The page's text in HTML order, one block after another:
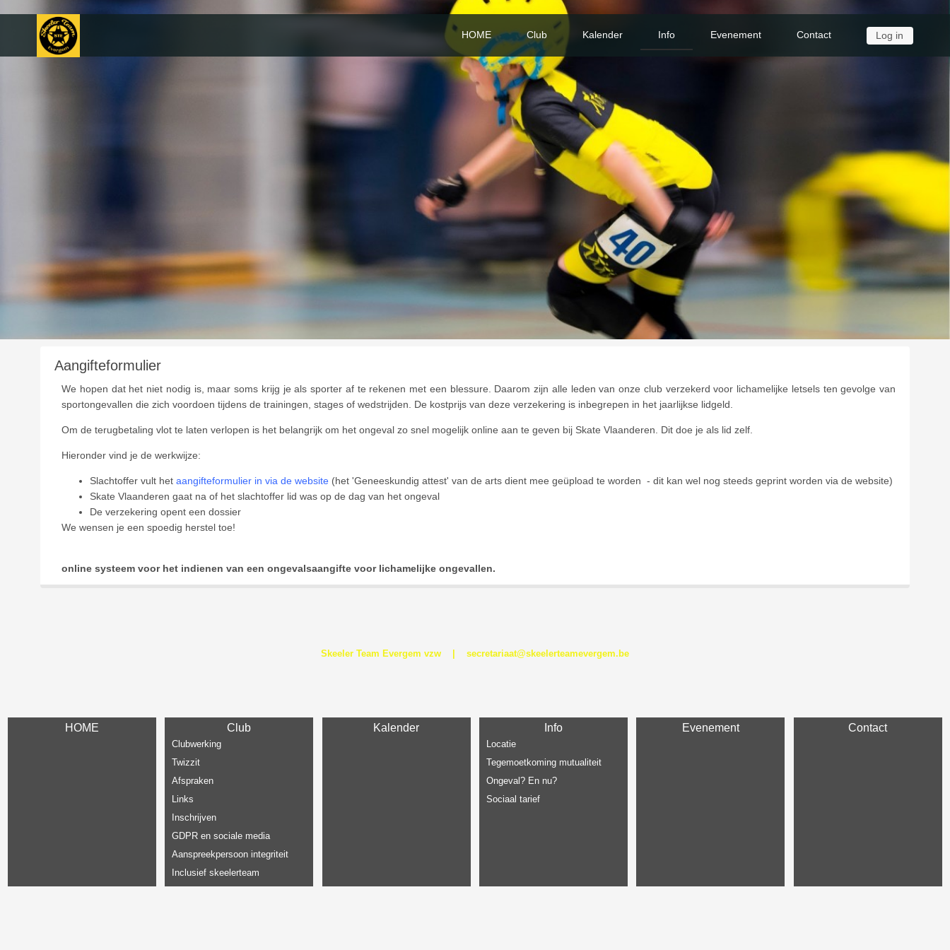
Log in
HOME Club Kalender Info Evenement Contact
Aangifteformulier
We hopen dat het niet nodig is, maar soms krijg je als sporter af te rekenen met een blessure. Daarom zijn alle leden van onze club verzekerd voor lichamelijke letsels ten gevolge van
sportongevallen die zich voordoen tijdens de trainingen, stages of wedstrijden. De kostprijs van deze verzekering is inbegrepen in het jaarlijkse lidgeld.
Om de terugbetaling vlot te laten verlopen is het belangrijk om het ongeval zo snel mogelijk online aan te geven bij Skate Vlaanderen. Dit doe je als lid zelf.
Hieronder vind je de werkwijze:
Slachtoffer vult het aangifteformulier in via de website (het 'Geneeskundig attest' van de arts dient mee geüpload te worden - dit kan wel nog steeds geprint worden via de website)
Skate Vlaanderen gaat na of het slachtoffer lid was op de dag van het ongeval
De verzekering opent een dossier
We wensen je een spoedig herstel toe!
online systeem voor het indienen van een ongevalsaangifte voor lichamelijke ongevallen.
Skeeler Team Evergem vzw | secretariaat@skeelerteamevergem.be
HOME Club
Clubwerking
Twizzit
Afspraken
Links
Inschrijven
GDPR en sociale media
Aanspreekpersoon integriteit
Inclusief skeelerteam
Kalender Info
Locatie
Tegemoetkoming mutualiteit
Ongeval? En nu?
Sociaal tarief
Evenement Contact